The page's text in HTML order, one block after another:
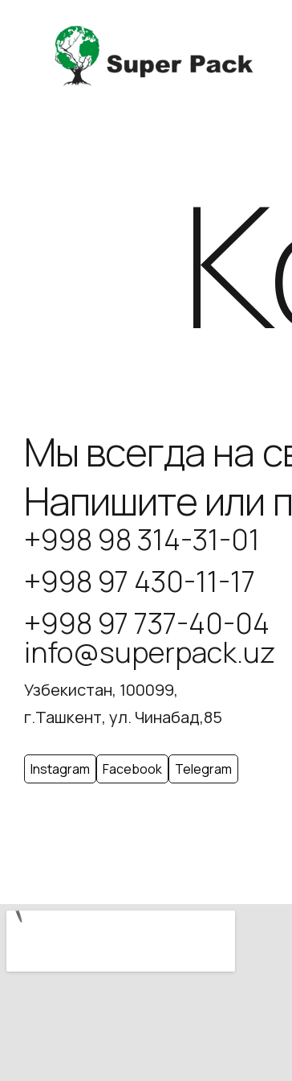
Мы всегда на
Напишите или
+998 98 314-31-01
+998 97 430-11-17
+998 97 737-40-04
info@superpack.uz
Узбекистан, 100099,
г.Ташкент, ул. Чинабад,85
Instagram Facebook Telegram